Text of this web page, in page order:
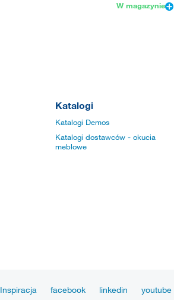
W magazynie
Katalogi
Katalogi Demos
Katalogi dostawców - okucia
meblowe
Inspiracja facebook linkedin youtube